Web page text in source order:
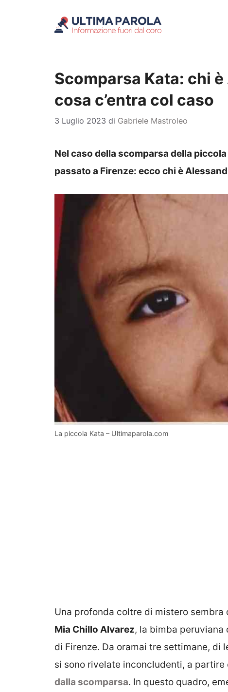
Scomparsa Kata: chi
cosa c’entra col caso
3 Luglio 2023 di Gabriele Mastroleo
Nel caso della scomparsa della
passato a Firenze: ecco chi è
La piccola Kata – Ultimaparola.com
Una profonda coltre di mistero
Mia Chillo Alvarez, la bimba peruviana
di Firenze. Da oramai tre settimane, di
si sono rivelate inconcludenti, a partire
dalla scomparsa. In questo quadro,